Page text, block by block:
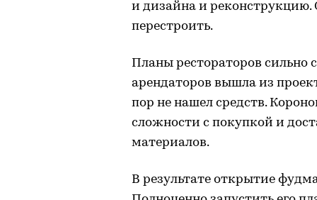
и дизайна и
перестроить.
Планы рестораторов сильно
арендаторов вышла из
пор не нашел средств.
сложности с покупкой и
материалов.
В результате открытие